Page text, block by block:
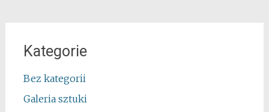
Kategorie
Bez kategorii
Galeria sztuki